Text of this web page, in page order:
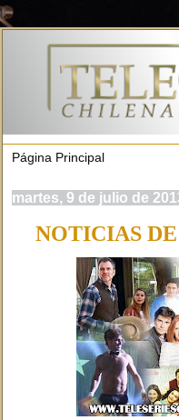
martes, 9 de julio de
NOTICIAS